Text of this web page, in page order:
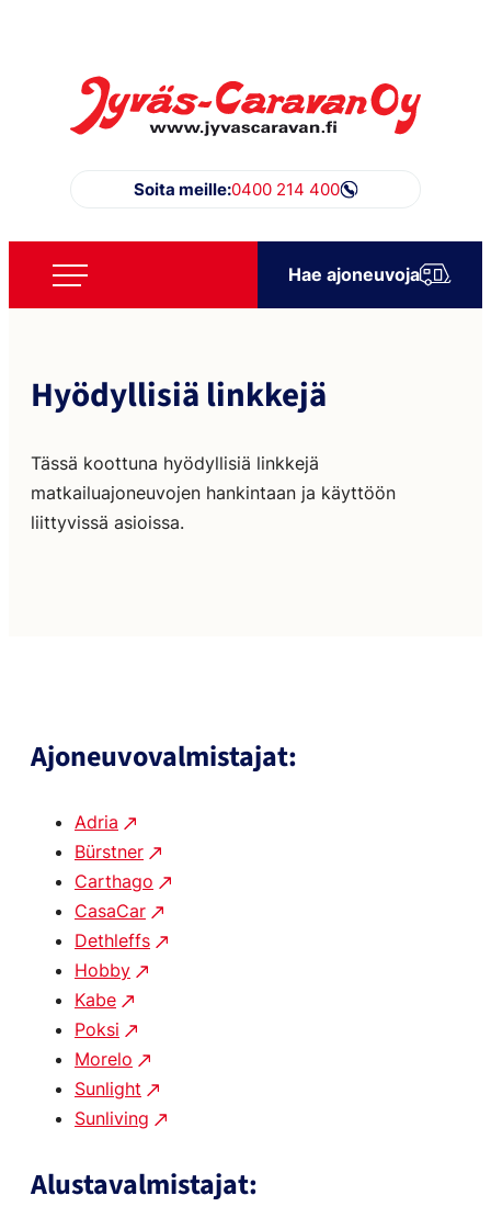
sisältöön
Jyväs-Caravan Oy
Soita meille:0400 214 400
Hae ajoneuvoja
Hyödyllisiä linkkejä
Tässä koottuna hyödyllisiä linkkejä
matkailuajoneuvojen hankintaan ja käyttöön
liittyvissä asioissa.
Ajoneuvovalmistajat:
Adria
Bürstner
Carthago
CasaCar
Dethleffs
Hobby
Kabe
Poksi
Morelo
Sunlight
Sunliving
Alustavalmistajat: